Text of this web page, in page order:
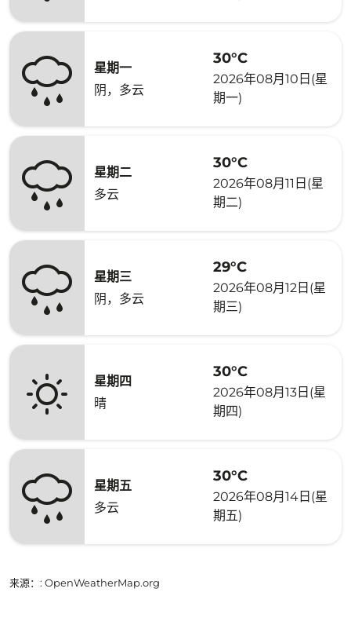
星期一
阴，多云
30°C
2026年08月10日(星
期一)
星期二
多云
30°C
2026年08月11日(星
期二)
星期三
阴，多云
29°C
2026年08月12日(星
期三)
星期四
晴
30°C
2026年08月13日(星
期四)
星期五
多云
30°C
2026年08月14日(星
期五)
来源： : OpenWeatherMap.org